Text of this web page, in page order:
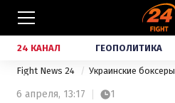
24 КАНАЛ ГЕОПОЛИТИКА
Fight News 24 Украинские боксеры
6 апреля, 13:17 1